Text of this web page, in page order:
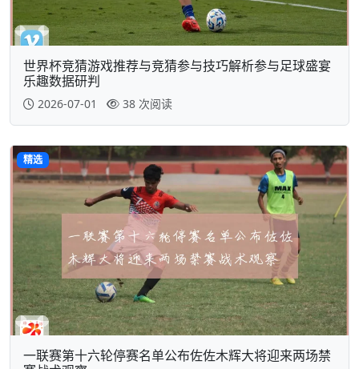
世界杯竞猜游戏推荐与竞猜参与技巧解析参与足球盛宴
乐趣数据研判
2026-07-01 38 次阅读
精选
一联赛第十六轮停赛名单公布佐佐木辉大将迎来两场禁